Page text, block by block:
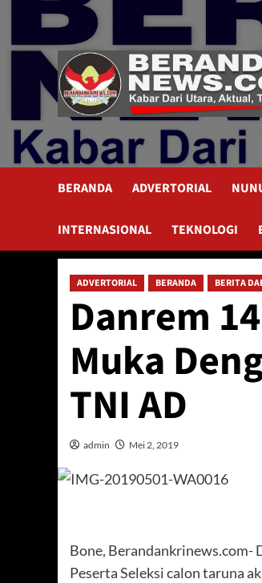
content
BERANDA ADVERTORIAL
INTERNASIONAL TEKNOLOGI
ADVERTORIAL BERANDA BERITA
Danrem
Muka
TNI AD
admin Mei 2, 2019
Bone, Berandankrinews.com-
Peserta Seleksi calon taruna